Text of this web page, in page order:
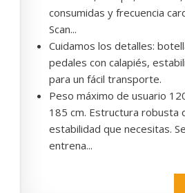
consumidas y frecuencia
Scan...
Cuidamos los detalles:
pedales con calapiés,
para un fácil transporte.
Peso máximo de usuario
185 cm. Estructura robusta
estabilidad que necesitas.
entrena...